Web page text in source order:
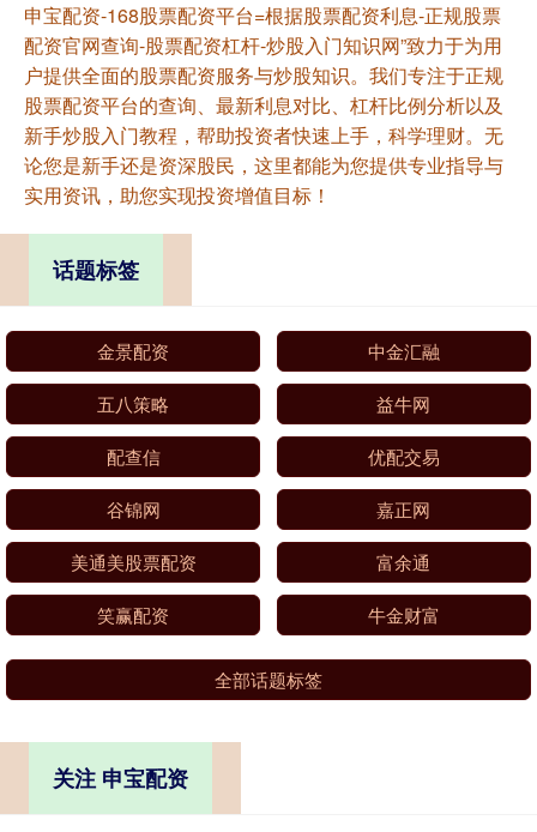
申宝配资-168股票配资平台=根据股票配资利息-正规股票
配资官网查询-股票配资杠杆-炒股入门知识网”致力于为用
户提供全面的股票配资服务与炒股知识。我们专注于正规
股票配资平台的查询、最新利息对比、杠杆比例分析以及
新手炒股入门教程，帮助投资者快速上手，科学理财。无
论您是新手还是资深股民，这里都能为您提供专业指导与
实用资讯，助您实现投资增值目标！
话题标签
金景配资 中金汇融
五八策略 益牛网
配查信 优配交易
谷锦网 嘉正网
美通美股票配资 富余通
笑赢配资 牛金财富
全部话题标签
关注 申宝配资